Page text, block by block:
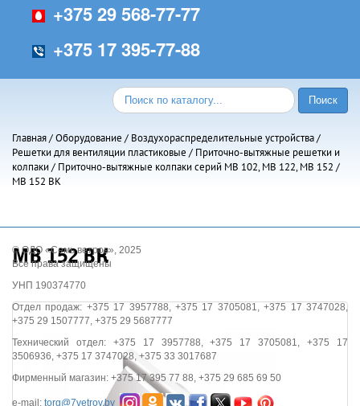
+375 29 568-77-77
+375 17 395-77-88
Главная/Оборудование / Воздухораспределительные устройства/
Решетки для вентиляции пластиковые / Приточно-вытяжные решетки и
колпаки/ Приточно-вытяжные колпаки серий МВ 102, МВ 122, МВ 152 /
МВ 152 ВК
МВ 152 ВК
© ОДО «Семь ветров», 2025
Все права защищены
УНП 190374770
Отдел продаж: +375 17 3957788, +375 17 3705081, +375 17 3747028,
+375 29 1507777, +375 29 5687777
Технический отдел: +375 17 3957788, +375 17 3705081, +375 17
3506936, +375 17 3747028, +375 33 3017687
Фирменный магазин: +375 17 395 77 88, +375 29 685 69 50
e-mail: torg@7vetrov.by